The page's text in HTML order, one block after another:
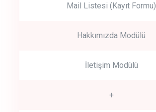
Mail Listesi (Kayıt Formu)
Hakkımızda Modülü
İletişim Modülü
+